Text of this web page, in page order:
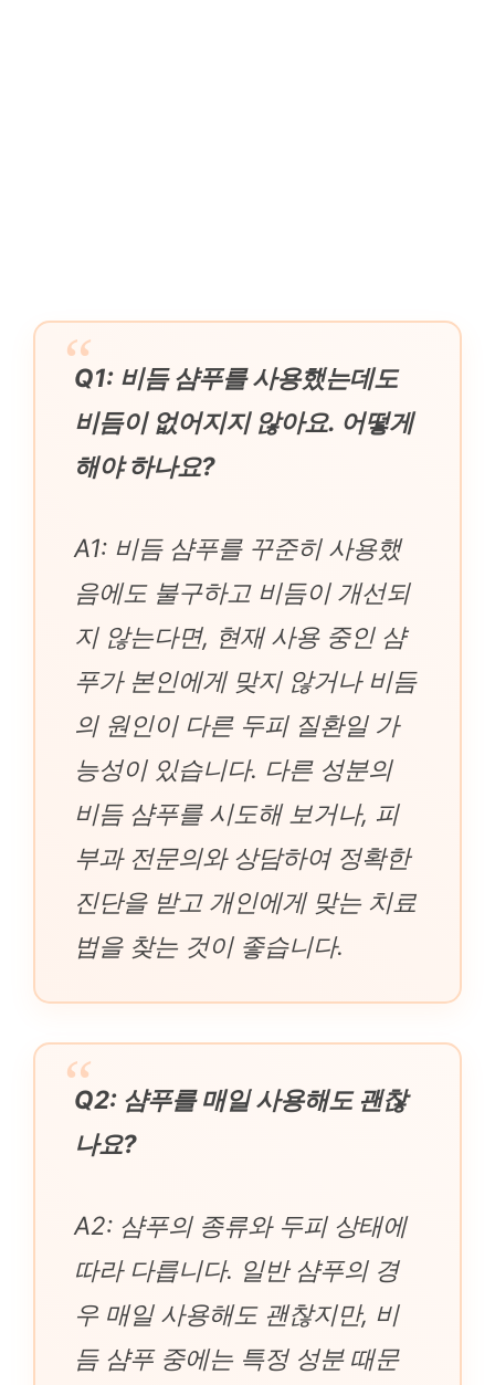
Q1: 비듬 샴푸를 사용했는데도
비듬이 없어지지 않아요. 어떻게
해야 하나요?
A1: 비듬 샴푸를 꾸준히 사용했
음에도 불구하고 비듬이 개선되
지 않는다면, 현재 사용 중인 샴
푸가 본인에게 맞지 않거나 비듬
의 원인이 다른 두피 질환일 가
능성이 있습니다. 다른 성분의
비듬 샴푸를 시도해 보거나, 피
부과 전문의와 상담하여 정확한
진단을 받고 개인에게 맞는 치료
법을 찾는 것이 좋습니다.
Q2: 샴푸를 매일 사용해도 괜찮
나요?
A2: 샴푸의 종류와 두피 상태에
따라 다릅니다. 일반 샴푸의 경
우 매일 사용해도 괜찮지만, 비
듬 샴푸 중에는 특정 성분 때문